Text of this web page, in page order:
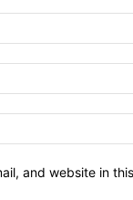
and website in